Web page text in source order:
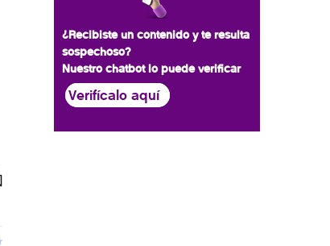
¿Recibiste un contenido y te resulta
sospechoso?
Nuestro chatbot lo puede verificar
Verifícalo aquí